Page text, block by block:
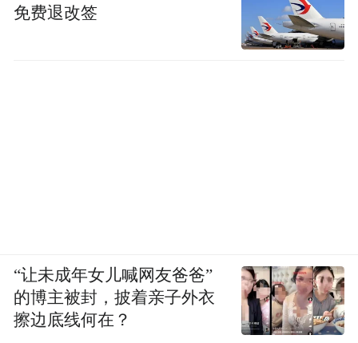
免费退改签
“让未成年女儿喊网友爸爸”
的博主被封，披着亲子外衣
擦边底线何在？